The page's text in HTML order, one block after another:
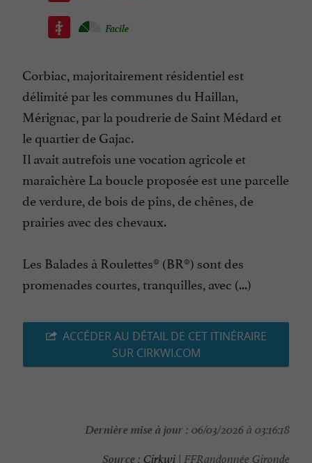
Facile
Corbiac, majoritairement résidentiel est
délimité par les communes du Haillan,
Mérignac, par la poudrerie de Saint Médard et
le quartier de Gajac.
Il avait autrefois une vocation agricole et
maraîchère La boucle proposée est une parcelle
de verdure, de bois de pins, de chênes, de
prairies avec des chevaux.
Les Balades à Roulettes® (BR®) sont des
promenades courtes, tranquilles, avec (...)
ACCÉDER AU DÉTAIL DE CET ITINÉRAIRE
SUR CIRKWI.COM
Dernière mise à jour : 06/03/2026 à 03:16:18
Source : Cirkwi | FFRandonnée Gironde